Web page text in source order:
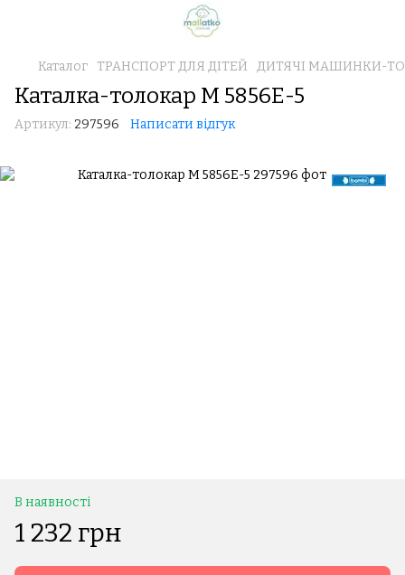
Каталог ТРАНСПОРТ ДЛЯ ДІТЕЙ ДИТЯЧІ МАШИНКИ-
Каталка-толокар M 5856E-5
Артикул: 297596 Написати відгук
В наявності
1 232 грн